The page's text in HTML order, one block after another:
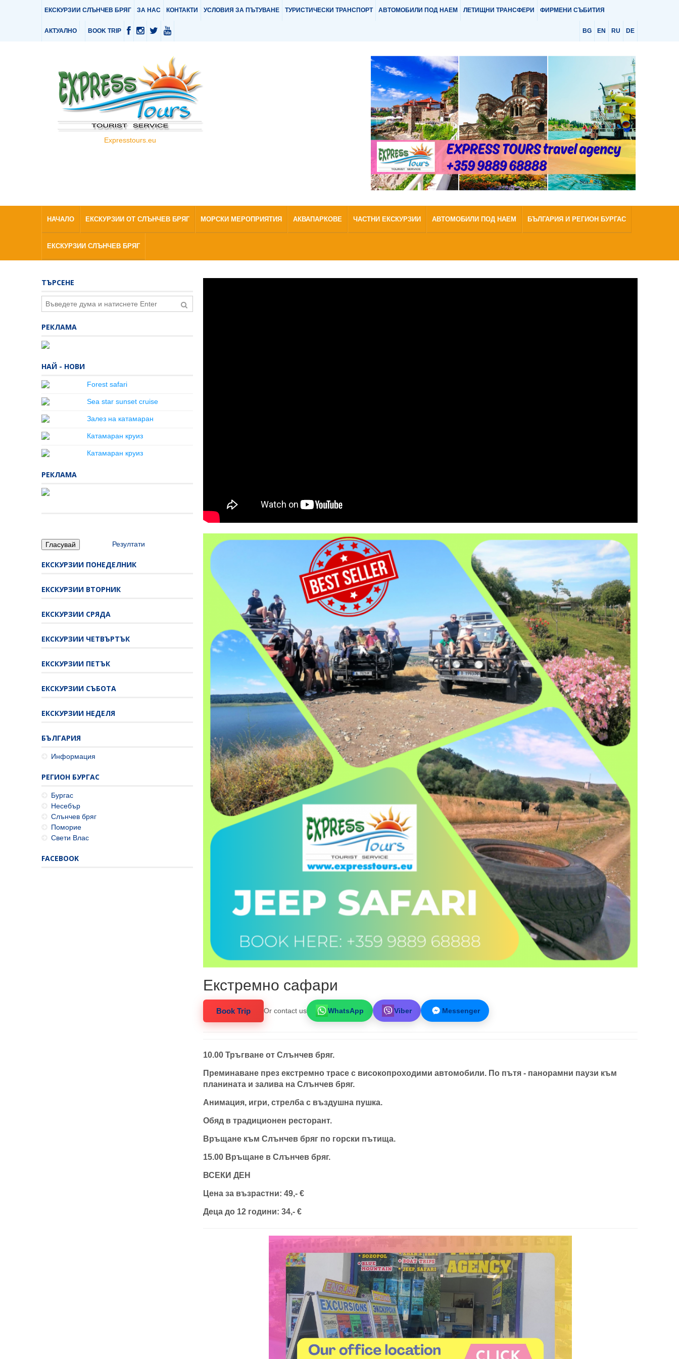
ЕКСКУРЗИИ СЛЪНЧЕВ БРЯГ ЗА НАС КОНТАКТИ УСЛОВИЯ ЗА ПЪТУВАНЕ ТУРИСТИЧЕСКИ ТРАНСПОРТ АВТОМОБИЛИ ПОД НАЕМ ЛЕТИЩНИ ТРАНСФЕРИ ФИРМЕНИ СЪБИТИЯ
АКТУАЛНО BOOK TRIP BG EN RU DE
Expresstours.eu
НАЧАЛО ЕКСКУРЗИИ ОТ СЛЪНЧЕВ БРЯГ МОРСКИ МЕРОПРИЯТИЯ АКВАПАРКОВЕ ЧАСТНИ ЕКСКУРЗИИ АВТОМОБИЛИ ПОД НАЕМ БЪЛГАРИЯ И РЕГИОН БУРГАС
ЕКСКУРЗИИ СЛЪНЧЕВ БРЯГ
Екстремно сафари
Book Trip Or contact us WhatsApp Viber Messenger
10.00 Тръгване от Слънчев бряг.
Преминаване през екстремно трасе с високопроходими автомобили. По пътя - панорамни паузи към
планината и залива на Слънчев бряг.
Анимация, игри, стрелба с въздушна пушка.
Обяд в традиционен ресторант.
Връщане към Слънчев бряг по горски пътища.
15.00 Връщане в Слънчев бряг.
ВСЕКИ ДЕН
Цена за възрастни: 49,- €
Деца до 12 години: 34,- €
ТЪРСЕНЕ
РЕКЛАМА
НАЙ - НОВИ
Forest safari
Sea star sunset cruise
Залез на катамаран
Катамаран круиз
Катамаран круиз
РЕКЛАМА
Резултати
ЕКСКУРЗИИ ПОНЕДЕЛНИК
ЕКСКУРЗИИ ВТОРНИК
ЕКСКУРЗИИ СРЯДА
ЕКСКУРЗИИ ЧЕТВЪРТЪК
ЕКСКУРЗИИ ПЕТЪК
ЕКСКУРЗИИ СЪБОТА
ЕКСКУРЗИИ НЕДЕЛЯ
БЪЛГАРИЯ
Информация
РЕГИОН БУРГАС
Бургас
Несебър
Слънчев бряг
Поморие
Свети Влас
FACEBOOK